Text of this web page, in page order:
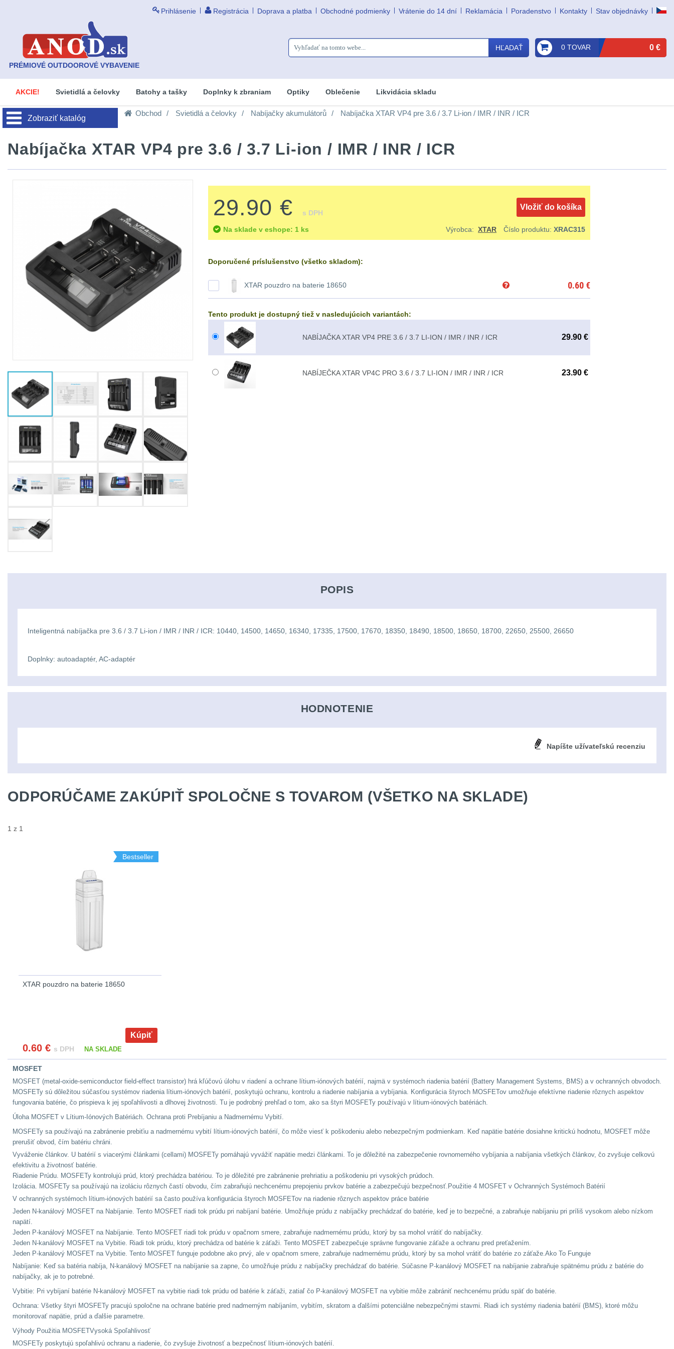
Prihlásenie Registrácia Doprava a platba Obchodné podmienky Vrátenie do 14 dní Reklamácia Poradenstvo Kontakty Stav objednávky
PRÉMIOVÉ OUTDOOROVÉ VYBAVENIE
HĽADAŤ 0 TOVAR 0 €
AKCIE! Svietidlá a čelovky Batohy a tašky Doplnky k zbraniam Optiky Oblečenie Likvidácia skladu
Zobraziť katalóg
Obchod Svietidlá a čelovky Nabíjačky akumulátorů Nabíjačka XTAR VP4 pre 3.6 / 3.7 Li-ion / IMR / INR / ICR
Nabíjačka XTAR VP4 pre 3.6 / 3.7 Li-ion / IMR / INR / ICR
29.90 € s DPH
Vložiť do košíka
Na sklade v eshope: 1 ks Výrobca:XTAR Číslo produktu:XRAC315
Doporučené príslušenstvo (všetko skladom):
XTAR pouzdro na baterie 18650 0.60 €
Tento produkt je dostupný tiež v nasledujúcich variantách:
NABÍJAČKA XTAR VP4 PRE 3.6 / 3.7 LI-ION / IMR / INR / ICR 29.90 €
NABÍJEČKA XTAR VP4C PRO 3.6 / 3.7 LI-ION / IMR / INR / ICR 23.90 €
POPIS
Inteligentná nabíjačka pre 3.6 / 3.7 Li-ion / IMR / INR / ICR: 10440, 14500, 14650, 16340, 17335, 17500, 17670, 18350, 18490, 18500, 18650, 18700, 22650, 25500, 26650
Doplnky: autoadaptér, AC-adaptér
HODNOTENIE
Napíšte užívateľskú recenziu
ODPORÚČAME ZAKÚPIŤ SPOLOČNE S TOVAROM (VŠETKO NA SKLADE)
1 z 1
Bestseller
XTAR pouzdro na baterie 18650
Kúpiť
0.60 € s DPH NA SKLADE
MOSFET
MOSFET (metal-oxide-semiconductor field-effect transistor) hrá kľúčovú úlohu v riadení a ochrane lítium-iónových batérií, najmä v systémoch riadenia batérií (Battery Management Systems, BMS) a v ochranných obvodoch.
MOSFETy sú dôležitou súčasťou systémov riadenia lítium-iónových batérií, poskytujú ochranu, kontrolu a riadenie nabíjania a vybíjania. Konfigurácia štyroch MOSFETov umožňuje efektívne riadenie rôznych aspektov
fungovania batérie, čo prispieva k jej spoľahlivosti a dlhovej životnosti. Tu je podrobný prehľad o tom, ako sa štyri MOSFETy používajú v lítium-iónových batériách.
Úloha MOSFET v Lítium-Iónových Batériách. Ochrana proti Prebíjaniu a Nadmernému Vybití.
MOSFETy sa používajú na zabránenie prebiťiu a nadmernému vybití lítium-iónových batérií, čo môže viesť k poškodeniu alebo nebezpečným podmienkam. Keď napätie batérie dosiahne kritickú hodnotu, MOSFET môže
prerušiť obvod, čím batériu chráni.
Vyváženie článkov. U batérií s viacerými článkami (cellami) MOSFETy pomáhajú vyvážiť napätie medzi článkami. To je dôležité na zabezpečenie rovnomerného vybíjania a nabíjania všetkých článkov, čo zvyšuje celkovú
efektivitu a životnosť batérie.
Riadenie Prúdu. MOSFETy kontrolujú prúd, ktorý prechádza batériou. To je dôležité pre zabránenie prehriatiu a poškodeniu pri vysokých prúdoch.
Izolácia. MOSFETy sa používajú na izoláciu rôznych častí obvodu, čím zabraňujú nechcenému prepojeniu prvkov batérie a zabezpečujú bezpečnosť.Použitie 4 MOSFET v Ochranných Systémoch Batérií
V ochranných systémoch lítium-iónových batérií sa často používa konfigurácia štyroch MOSFETov na riadenie rôznych aspektov práce batérie
Jeden N-kanálový MOSFET na Nabíjanie. Tento MOSFET riadi tok prúdu pri nabíjaní batérie. Umožňuje prúdu z nabíjačky prechádzať do batérie, keď je to bezpečné, a zabraňuje nabíjaniu pri príliš vysokom alebo nízkom
napätí.
Jeden P-kanálový MOSFET na Nabíjanie. Tento MOSFET riadi tok prúdu v opačnom smere, zabraňuje nadmernému prúdu, ktorý by sa mohol vrátiť do nabíjačky.
Jeden N-kanálový MOSFET na Vybitie. Riadi tok prúdu, ktorý prechádza od batérie k záťaži. Tento MOSFET zabezpečuje správne fungovanie záťaže a ochranu pred preťažením.
Jeden P-kanálový MOSFET na Vybitie. Tento MOSFET funguje podobne ako prvý, ale v opačnom smere, zabraňuje nadmernému prúdu, ktorý by sa mohol vrátiť do batérie zo záťaže.Ako To Funguje
Nabíjanie: Keď sa batéria nabíja, N-kanálový MOSFET na nabíjanie sa zapne, čo umožňuje prúdu z nabíjačky prechádzať do batérie. Súčasne P-kanálový MOSFET na nabíjanie zabraňuje spätnému prúdu z batérie do
nabíjačky, ak je to potrebné.
Vybitie: Pri vybíjaní batérie N-kanálový MOSFET na vybitie riadi tok prúdu od batérie k záťaži, zatiaľ čo P-kanálový MOSFET na vybitie môže zabrániť nechcenému prúdu späť do batérie.
Ochrana: Všetky štyri MOSFETy pracujú spoločne na ochrane batérie pred nadmerným nabíjaním, vybitím, skratom a ďalšími potenciálne nebezpečnými stavmi. Riadi ich systémy riadenia batérií (BMS), ktoré môžu
monitorovať napätie, prúd a ďalšie parametre.
Výhody Použitia MOSFETVysoká Spoľahlivosť
MOSFETy poskytujú spoľahlivú ochranu a riadenie, čo zvyšuje životnosť a bezpečnosť lítium-iónových batérií.